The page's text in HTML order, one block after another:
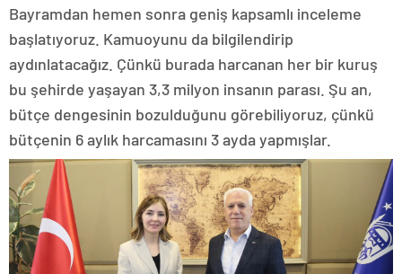
Bayramdan hemen sonra geniş kapsamlı inceleme
başlatıyoruz. Kamuoyunu da bilgilendirip
aydınlatacağız. Çünkü burada harcanan her bir kuruş
bu şehirde yaşayan 3,3 milyon insanın parası. Şu an,
bütçe dengesinin bozulduğunu görebiliyoruz, çünkü
bütçenin 6 aylık harcamasını 3 ayda yapmışlar.